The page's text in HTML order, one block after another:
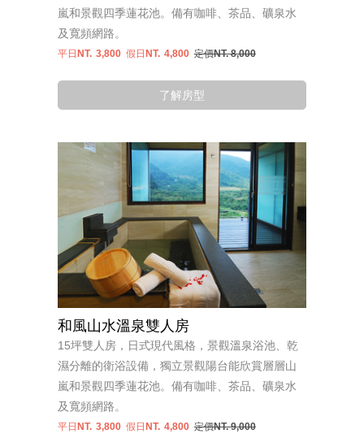
嵐和景觀四季蓮花池。備有咖啡、茶品、礦泉水
及寬頻網路。
平日NT. 3,800 假日NT. 4,800定價NT. 8,000
了解房型
和風山水溫泉雙人房
15坪雙人房，日式現代風格，景觀溫泉浴池、乾
濕分離的衛浴設備，獨立景觀陽台能欣賞層層山
嵐和景觀四季蓮花池。備有咖啡、茶品、礦泉水
及寬頻網路。
平日NT. 3,800 假日NT. 4,800定價NT. 9,000